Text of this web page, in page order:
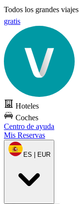
Todos los grandes viajes
gratis
Hoteles
Coches
Centro de ayuda
Mis Reservas
ES | EUR